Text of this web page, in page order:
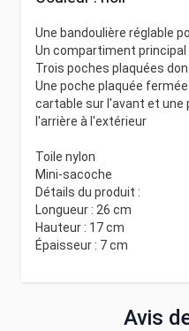
Une bandoulière réglable
Un compartiment principal
Trois poches plaquées
Une poche plaquée
cartable sur l'avant et une
l'arrière à l'extérieur
Toile nylon
Mini-sacoche
Détails du produit :
Longueur : 26 cm
Hauteur : 17 cm
Épaisseur : 7 cm
Avis